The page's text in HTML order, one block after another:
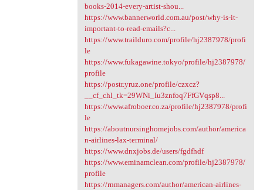
books-2014-every-artist-shou...
https://www.bannerworld.com.au/post/why-is-it-
important-to-read-emails?c...
https://www.trailduro.com/profile/hj2387978/profi
le
https://www.fukagawine.tokyo/profile/hj2387978/
profile
https://postr.yruz.one/profile/czxcz?
__cf_chl_tk=29WNi_Iu3znfoq7FfGVqsp8...
https://www.afroboer.co.za/profile/hj2387978/profi
le
https://aboutnursinghomejobs.com/author/america
n-airlines-lax-terminal/
https://www.dnxjobs.de/users/fgdfhdf
https://www.eminamclean.com/profile/hj2387978/
profile
https://rnmanagers.com/author/american-airlines-